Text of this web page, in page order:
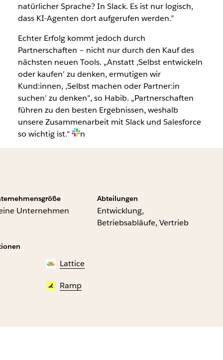
natürlicher Sprache? In Slack. Es ist nur logisch,
dass KI-Agenten dort aufgerufen werden.”
Echter Erfolg kommt jedoch durch
Partnerschaften – nicht nur durch den Kauf des
nächsten neuen Tools. „Anstatt ‚Selbst entwickeln
oder kaufen’ zu denken, ermutigen wir
Kund:innen, ‚Selbst machen oder Partner:in
suchen’ zu denken”, so Habib. „Partnerschaften
führen zu den besten Ergebnissen, weshalb
unsere Zusammenarbeit mit Slack und Salesforce
so wichtig ist."
n
Unternehmen
Abteilungen
Entwicklung,
Betriebsabläufe, Vertrieb
Lattice
Ramp